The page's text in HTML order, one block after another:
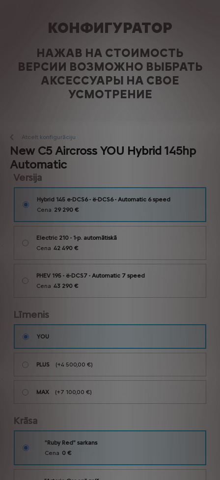
КОНФИГУРАТОР
НАЖАВ НА СТОИМОСТЬ
ВЕРСИИ ВОЗМОЖНО ВЫБРАТЬ
АКСЕССУАРЫ НА СВОЕ
УСМОТРЕНИЕ